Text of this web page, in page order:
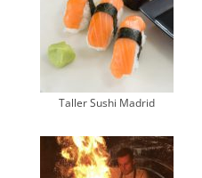
Taller Sushi Madrid